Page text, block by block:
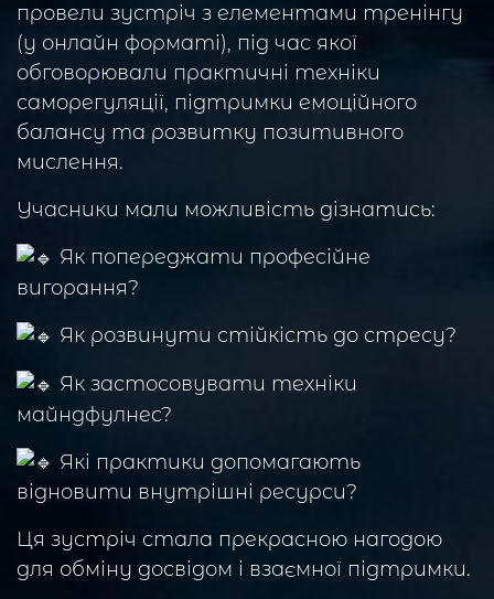
провели зустріч з елементами тренінгу
(у онлайн форматі), під час якої
обговорювали практичні техніки
саморегуляції, підтримки емоційного
балансу та розвитку позитивного
мислення.
Учасники мали можливість дізнатись:
Як попереджати професійне
вигорання?
Як розвинути стійкість до стресу?
Як застосовувати техніки
майндфулнес?
Які практики допомагають
відновити внутрішні ресурси?
Ця зустріч стала прекрасною нагодою
для обміну досвідом і взаємної підтримки.